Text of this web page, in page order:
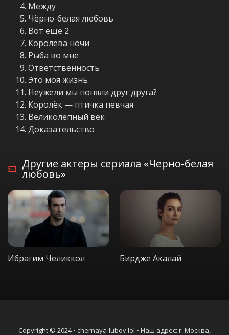
Между
Чёрно-белая любовь
Вот ещё 2
Королева ночи
Рыба во мне
Ответственность
Это моя жизнь
Неужели мы поняли друг друга?
Королёк — птичка певчая
Великолепный век
Доказательство
Другие актеры сериала «Черно-белая
любовь»
Ибрагим Челиккол Бирдже Акалай
Copyright © 2024 • chernaya-lubov.lol • Наш адрес: г. Москва,